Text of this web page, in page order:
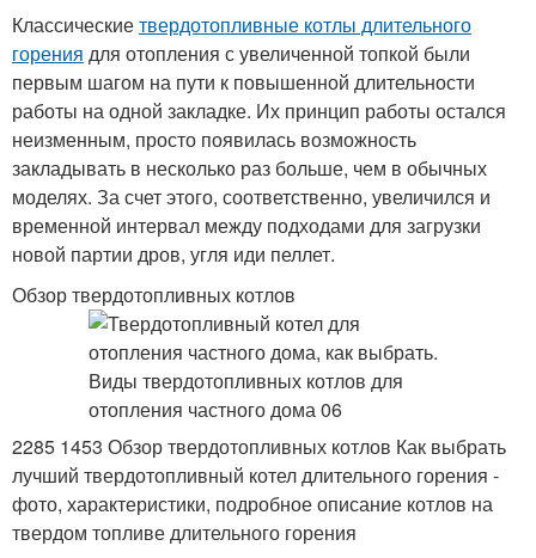
Классическиетвердотопливные котлы длительного
горения для отопления с увеличенной топкой были
первым шагом на пути к повышенной длительности
работы на одной закладке. Их принцип работы остался
неизменным, просто появилась возможность
закладывать в несколько раз больше, чем в обычных
моделях. За счет этого, соответственно, увеличился и
временной интервал между подходами для загрузки
новой партии дров, угля иди пеллет.
Обзор твердотопливных котлов
2285 1453 Обзор твердотопливных котлов Как выбрать
лучший твердотопливный котел длительного горения -
фото, характеристики, подробное описание котлов на
твердом топливе длительного горения